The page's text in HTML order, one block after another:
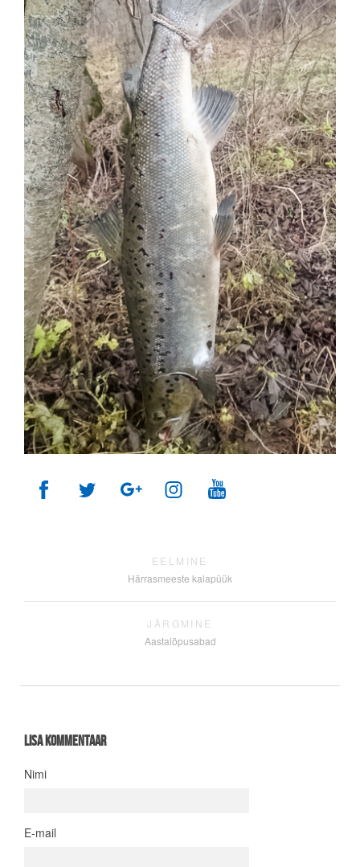
EELMINE
Härrasmeeste kalapüük
JÄRGMINE
Aastalõpusabad
Lisa kommentaar
Nimi
E-mail